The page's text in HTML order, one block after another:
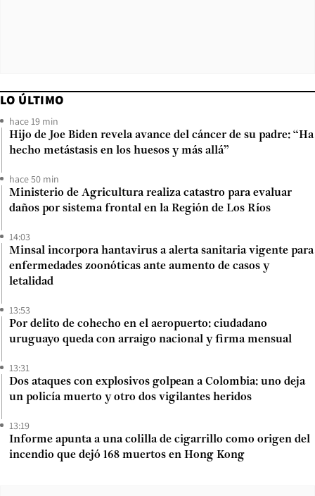
LO ÚLTIMO
hace 19 min
Hijo de Joe Biden revela avance del cáncer de su padre: “Ha
hecho metástasis en los huesos y más allá”
hace 50 min
Ministerio de Agricultura realiza catastro para evaluar
daños por sistema frontal en la Región de Los Ríos
14:03
Minsal incorpora hantavirus a alerta sanitaria vigente para
enfermedades zoonóticas ante aumento de casos y
letalidad
13:53
Por delito de cohecho en el aeropuerto: ciudadano
uruguayo queda con arraigo nacional y firma mensual
13:31
Dos ataques con explosivos golpean a Colombia: uno deja
un policía muerto y otro dos vigilantes heridos
13:19
Informe apunta a una colilla de cigarrillo como origen del
incendio que dejó 168 muertos en Hong Kong